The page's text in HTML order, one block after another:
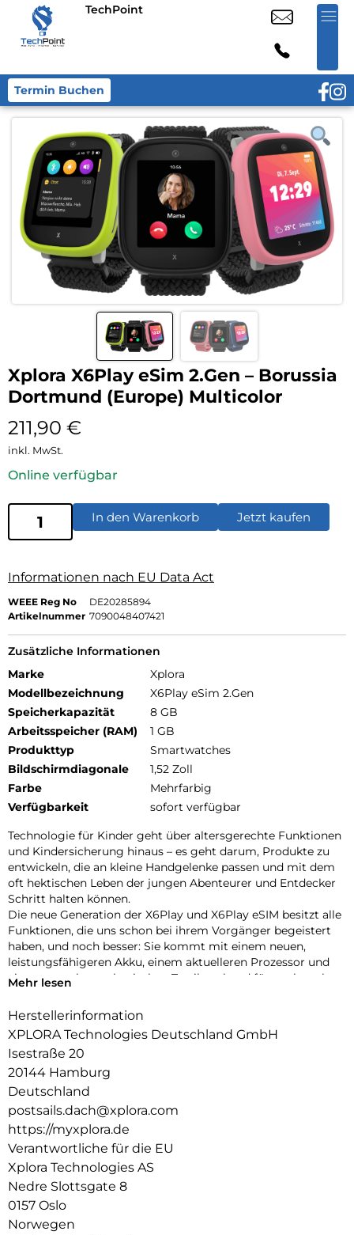
TechPoint
Termin Buchen
Xplora X6Play eSim 2.Gen – Borussia
Dortmund (Europe) Multicolor
211,90 €
inkl. MwSt.
Online verfügbar
In den Warenkorb Jetzt kaufen
Informationen nach EU Data Act
WEEE Reg No
DE20285894
Artikelnummer 7090048407421
Zusätzliche Informationen
Marke
Xplora
Modellbezeichnung
X6Play eSim 2.Gen
Speicherkapazität
8 GB
Arbeitsspeicher (RAM)
1 GB
Produkttyp
Smartwatches
Bildschirmdiagonale
1,52 Zoll
Farbe
Mehrfarbig
Verfügbarkeit
sofort verfügbar
Technologie für Kinder geht über altersgerechte Funktionen
und Kindersicherung hinaus – es geht darum, Produkte zu
entwickeln, die an kleine Handgelenke passen und mit dem
oft hektischen Leben der jungen Abenteurer und Entdecker
Schritt halten können.
Die neue Generation der X6Play und X6Play eSIM besitzt alle
Funktionen, die uns schon bei ihrem Vorgänger begeistert
haben, und noch besser: Sie kommt mit einem neuen,
leistungsfähigeren Akku, einem aktuelleren Prozessor und
einem gewebten, elastischen Textilarmband für noch mehr
Das neue Design umfasst außerdem zwei austauschbare
der X6Play und X6Play eSIM ist eine erstklassige Wahl für
Eltern, die sich für ihr Kind einen sicheren Einstieg in die
digitale Kommunikation wünschen, ohne Kompromisse bei
Zuverlässigkeit und Qualität einzugehen.
Mehr lesen
Herstellerinformation
XPLORA Technologies Deutschland GmbH
Isestraße 20
20144 Hamburg
Deutschland
postsails.dach@xplora.com
https://myxplora.de
Verantwortliche für die EU
Xplora Technologies AS
Nedre Slottsgate 8
0157 Oslo
Norwegen